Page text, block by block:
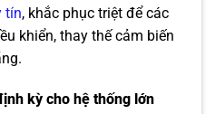
tín, khắc phục triệt để các
khiển, thay thế cảm biến
kỳ cho hệ thống lớn